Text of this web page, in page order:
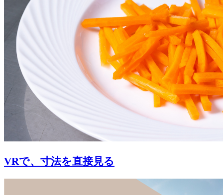
VRで、寸法を直接見る